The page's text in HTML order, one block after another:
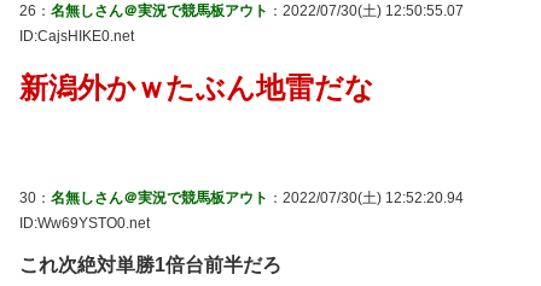
26： 名無しさん＠実況で競馬板アウト ：2022/07/30(土) 12:50:55.07
ID:CajsHIKE0.net
新潟外かｗたぶん地雷だな
30： 名無しさん＠実況で競馬板アウト ：2022/07/30(土) 12:52:20.94
ID:Ww69YSTO0.net
これ次絶対単勝1倍台前半だろ